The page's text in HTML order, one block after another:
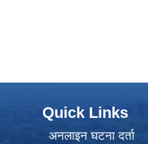
Quick Links
अनलाइन घटना दर्ता